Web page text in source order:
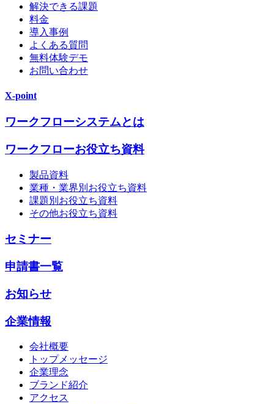
解決できる課題
料金
導入事例
よくある質問
無料体験デモ
お問い合わせ
X-point
ワークフローシステムとは
ワークフローお役立ち資料
製品資料
業種・業界別お役立ち資料
課題別お役立ち資料
その他お役立ち資料
セミナー
申請書一覧
お知らせ
企業情報
会社概要
トップメッセージ
企業理念
ブランド紹介
アクセス